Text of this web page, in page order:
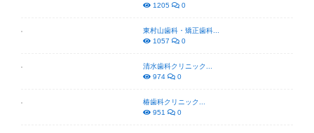
1205
0
東村山歯科・矯正歯科...
1057
0
清水歯科クリニック...
974
0
椿歯科クリニック...
951
0